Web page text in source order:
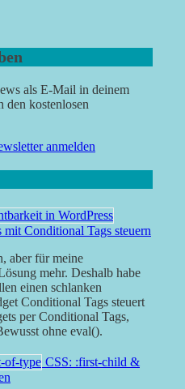
als E-Mail in deinem
den kostenlosen
Conditional Tags steuern
aber für meine
mehr. Deshalb habe
einen schlanken
Conditional Tags steuert
per Conditional Tags,
ohne eval().
CSS: :first-child &